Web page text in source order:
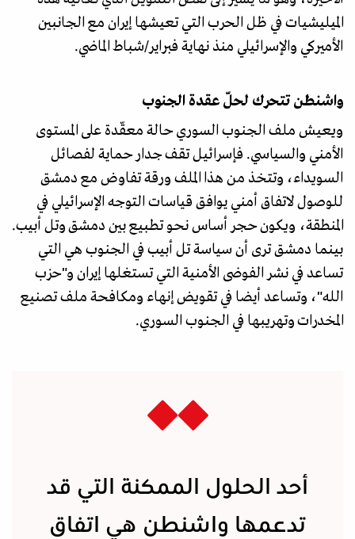
الميليشيات في ظل الحرب التي تعيشها إيران مع الجانبين
الأميركي والإسرائيلي منذ نهاية فبراير/شباط الماضي.
واشنطن تتحرك لحلّ عقدة الجنوب
ويعيش ملف الجنوب السوري حالة معقّدة على المستوى
الأمني والسياسي. فإسرائيل تقف جدار حماية لفصائل
السويداء، وتتخذ من هذا الملف ورقة تفاوض مع دمشق
للوصول لاتفاق أمني يوافق قياسات التوجه الإسرائيلي في
المنطقة، ويكون حجر أساس نحو تطبيع بين دمشق وتل أبيب.
بينما دمشق ترى أن سياسة تل أبيب في الجنوب هي التي
تساعد في نشر الفوضى الأمنية التي تستغلها إيران و"حزب
الله"، وتساعد أيضا في تقويض إنهاء ومكافحة ملف تصنيع
المخدرات وتهريبها في الجنوب السوري.
أحد الحلول الممكنة التي قد
تدعمها واشنطن هي اتفاق